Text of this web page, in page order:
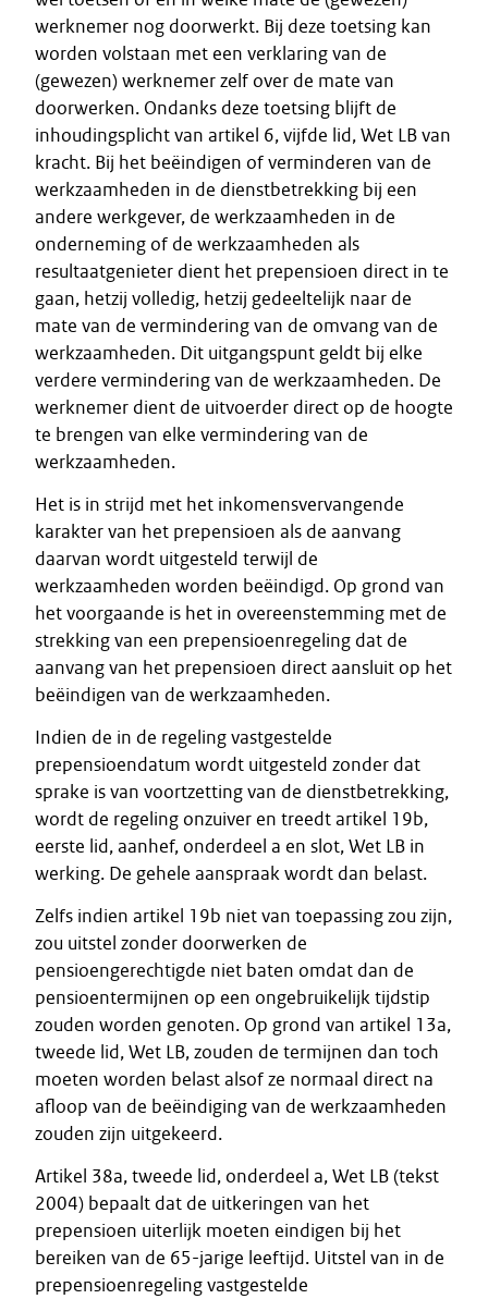
werknemer nog doorwerkt. Bij deze toetsing kan
worden volstaan met een verklaring van de
(gewezen) werknemer zelf over de mate van
doorwerken. Ondanks deze toetsing blijft de
inhoudingsplicht van artikel 6, vijfde lid, Wet LB van
kracht. Bij het beëindigen of verminderen van de
werkzaamheden in de dienstbetrekking bij een
andere werkgever, de werkzaamheden in de
onderneming of de werkzaamheden als
resultaatgenieter dient het prepensioen direct in te
gaan, hetzij volledig, hetzij gedeeltelijk naar de
mate van de vermindering van de omvang van de
werkzaamheden. Dit uitgangspunt geldt bij elke
verdere vermindering van de werkzaamheden. De
werknemer dient de uitvoerder direct op de hoogte
te brengen van elke vermindering van de
werkzaamheden.
Het is in strijd met het inkomensvervangende
karakter van het prepensioen als de aanvang
daarvan wordt uitgesteld terwijl de
werkzaamheden worden beëindigd. Op grond van
het voorgaande is het in overeenstemming met de
strekking van een prepensioenregeling dat de
aanvang van het prepensioen direct aansluit op het
beëindigen van de werkzaamheden.
Indien de in de regeling vastgestelde
prepensioendatum wordt uitgesteld zonder dat
sprake is van voortzetting van de dienstbetrekking,
wordt de regeling onzuiver en treedt artikel 19b,
eerste lid, aanhef, onderdeel a en slot, Wet LB in
werking. De gehele aanspraak wordt dan belast.
Zelfs indien artikel 19b niet van toepassing zou zijn,
zou uitstel zonder doorwerken de
pensioengerechtigde niet baten omdat dan de
pensioentermijnen op een ongebruikelijk tijdstip
zouden worden genoten. Op grond van artikel 13a,
tweede lid, Wet LB, zouden de termijnen dan toch
moeten worden belast alsof ze normaal direct na
afloop van de beëindiging van de werkzaamheden
zouden zijn uitgekeerd.
Artikel 38a, tweede lid, onderdeel a, Wet LB (tekst
2004) bepaalt dat de uitkeringen van het
prepensioen uiterlijk moeten eindigen bij het
bereiken van de 65-jarige leeftijd. Uitstel van in de
prepensioenregeling vastgestelde